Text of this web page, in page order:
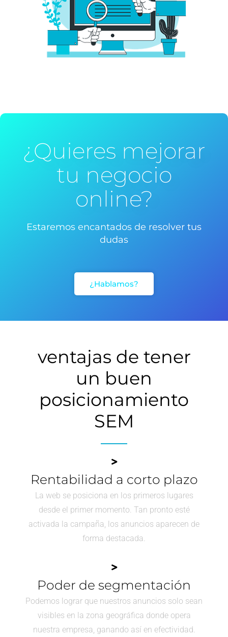
¿Quieres mejorar
tu negocio
online?
Estaremos encantados de resolver tus
dudas
¿Hablamos?
ventajas de tener
un buen
posicionamiento
SEM
Rentabilidad a corto plazo
La web se posiciona en los primeros lugares
desde el primer momento. Tan pronto esté
activada la campaña, los anuncios aparecen de
forma destacada.
Poder de segmentación
Podemos lograr que nuestros anuncios solo sean
visibles en la zona geográfica donde opera
nuestra empresa, ganando así en efectividad.